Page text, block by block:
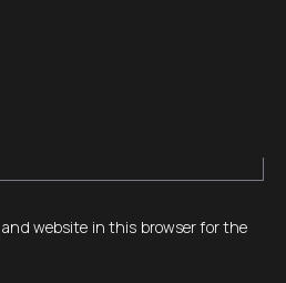
and website in this browser for the